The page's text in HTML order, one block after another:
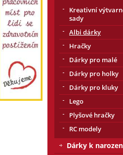
Kreativní
sady
Albi dárky
Hračky
Dárky pro malé
Dárky pro holky
Dárky pro kluky
Lego
Plyšové hračky
RC modely
Dárky k